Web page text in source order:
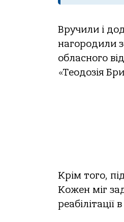
Вручили і
нагородили
обласного
«Теодозія
Крім того,
Кожен міг
реабілітації